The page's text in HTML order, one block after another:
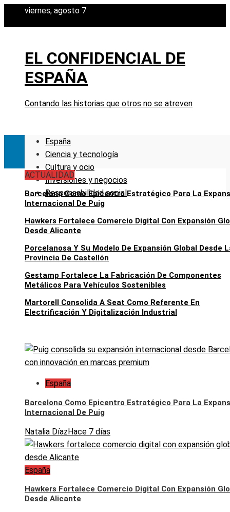
viernes, agosto 7
EL CONFIDENCIAL DE
ESPAÑA
Contando las historias que otros no se atreven
España
Ciencia y tecnología
Cultura y ocio
Inversiones y negocios
Responsabilidad social
ACTUALIDAD
Barcelona Como Epicentro Estratégico Para La
Internacional De Puig
Hawkers Fortalece Comercio Digital Con Expansión
Desde Alicante
Porcelanosa Y Su Modelo De Expansión Global Desde
Provincia De Castellón
Gestamp Fortalece La Fabricación De Componentes
Metálicos Para Vehículos Sostenibles
Martorell Consolida A Seat Como Referente En
Electrificación Y Digitalización Industrial
España
Barcelona Como Epicentro Estratégico Para La
Internacional De Puig
Natalia DíazHace 7 días
España
Hawkers Fortalece Comercio Digital Con Expansión
Desde Alicante